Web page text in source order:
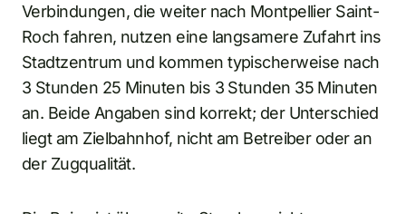
Verbindungen, die weiter nach Montpellier Saint-
Roch fahren, nutzen eine langsamere Zufahrt ins
Stadtzentrum und kommen typischerweise nach
3 Stunden 25 Minuten bis 3 Stunden 35 Minuten
an. Beide Angaben sind korrekt; der Unterschied
liegt am Zielbahnhof, nicht am Betreiber oder an
der Zugqualität.